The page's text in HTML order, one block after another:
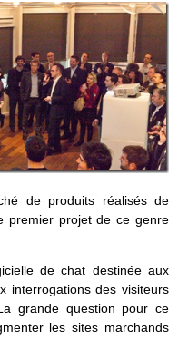
de produits réalisés de
premier projet de ce genre
de chat destinée aux
interrogations des visiteurs
grande question pour ce
les sites marchands